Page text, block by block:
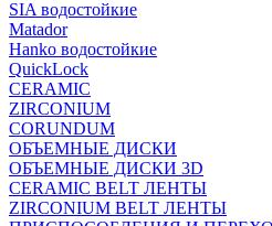
SIA водостойкие
Matador
Hanko водостойкие
QuickLock
CERAMIC
ZIRCONIUM
СORUNDUM
ОБЪЕМНЫЕ ДИСКИ
ОБЪЕМНЫЕ ДИСКИ 3D
CERAMIC BELT ЛЕНТЫ
ZIRCONIUM BELT ЛЕНТЫ